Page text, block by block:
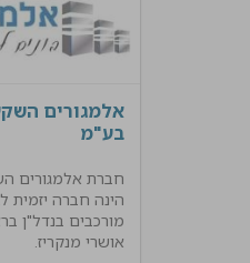
אלמגורים
בע"מ
חברת אלמגורים
הינה חברה יזמית
מורכבים בנדל"ן
אושרי מנקריז.